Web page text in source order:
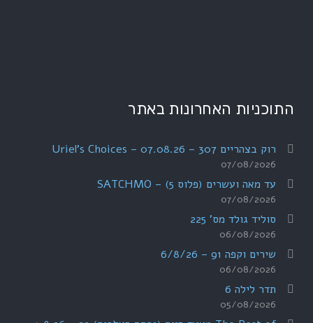
התוכניות האחרונות באתר
רוק בצהריים 307 – 07.08.26 – Uriel's Choices
07/08/2026
עד מאה ועשרים (פלוס 5) – SATCHMO
07/08/2026
סוליד גולד מס' 225
06/08/2026
שירים וקפה 91 – 6/8/26
06/08/2026
תדר לילה 6
05/08/2026